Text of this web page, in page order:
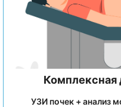
Комплексная
УЗИ почек + анализ